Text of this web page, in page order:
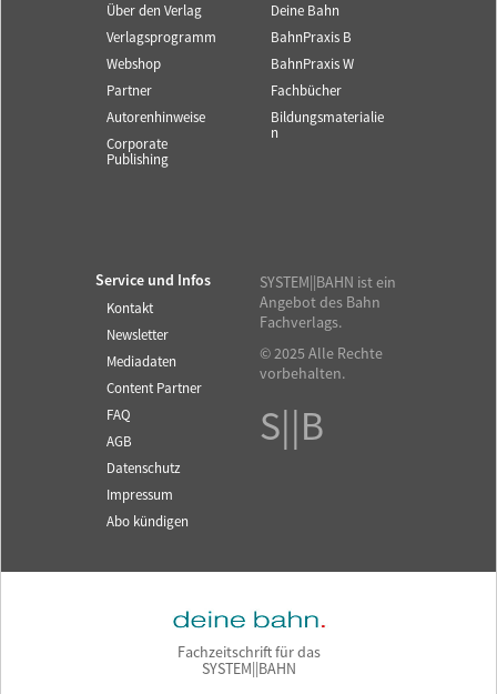
Über den Verlag
Verlagsprogramm
Webshop
Partner
Autorenhinweise
Corporate
Publishing
Deine Bahn
BahnPraxis B
BahnPraxis W
Fachbücher
Bildungsmaterialie
n
Service und Infos
Kontakt
Newsletter
Mediadaten
Content Partner
FAQ
AGB
Datenschutz
Impressum
Abo kündigen
SYSTEM||BAHN ist ein
Angebot des Bahn
Fachverlags.
© 2025 Alle Rechte
vorbehalten.
S||B
Fachzeitschrift für das
SYSTEM||BAHN